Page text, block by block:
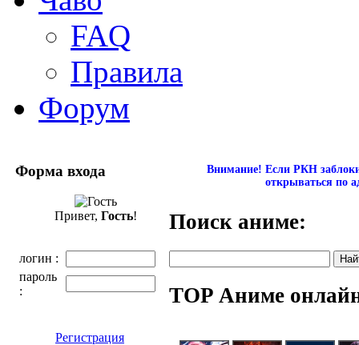
FAQ
Правила
Форум
Форма входа
Привет, Гость!
логин :
пароль
:
Регистрация
Внимание! Если РКН
открываться по
Поиск аниме:
TOP Аниме